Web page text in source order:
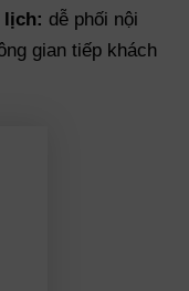
lịch: dễ phối nội
gian tiếp khách